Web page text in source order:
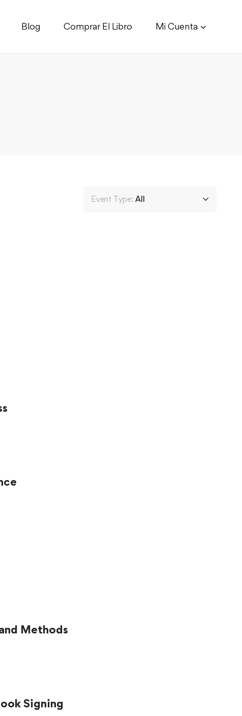
Blog Comprar El Libro Mi Cuenta
Event Type: All
Methods
Signing